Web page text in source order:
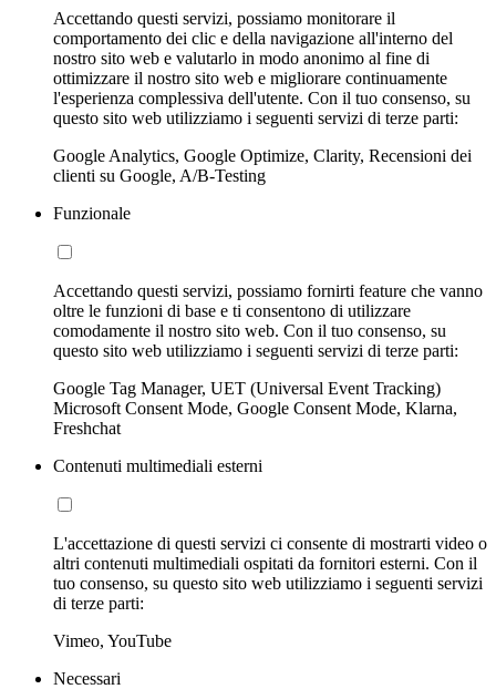
Accettando questi servizi, possiamo monitorare il
comportamento dei clic e della navigazione all'interno del
nostro sito web e valutarlo in modo anonimo al fine di
ottimizzare il nostro sito web e migliorare continuamente
l'esperienza complessiva dell'utente. Con il tuo consenso, su
questo sito web utilizziamo i seguenti servizi di terze parti:
Google Analytics, Google Optimize, Clarity, Recensioni dei
clienti su Google, A/B-Testing
Funzionale
Accettando questi servizi, possiamo fornirti feature che vanno
oltre le funzioni di base e ti consentono di utilizzare
comodamente il nostro sito web. Con il tuo consenso, su
questo sito web utilizziamo i seguenti servizi di terze parti:
Google Tag Manager, UET (Universal Event Tracking)
Microsoft Consent Mode, Google Consent Mode, Klarna,
Freshchat
Contenuti multimediali esterni
L'accettazione di questi servizi ci consente di mostrarti video o
altri contenuti multimediali ospitati da fornitori esterni. Con il
tuo consenso, su questo sito web utilizziamo i seguenti servizi
di terze parti:
Vimeo, YouTube
Necessari